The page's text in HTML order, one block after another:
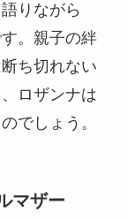
りながら
。親子の絆
ち切れない
ロザンナは
でしょう。
マザー